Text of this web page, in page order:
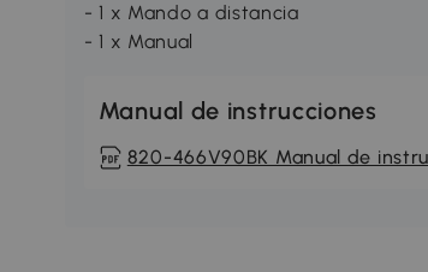
- 1 x Mando a distancia
- 1 x Manual
Manual de instrucciones
820-466V90BK Manual de